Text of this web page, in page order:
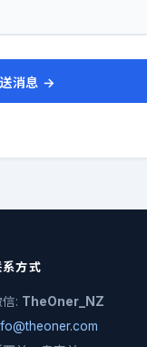
消息 →
系方式
: TheOner_NZ